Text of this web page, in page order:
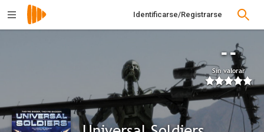
Identificarse/Registrarse
--
Sin valorar